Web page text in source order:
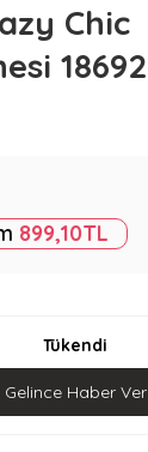
Chic
18692
899,10TL
Tükendi
Gelince Haber Ver